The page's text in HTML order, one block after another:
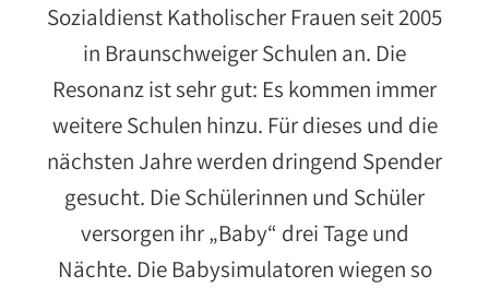
Sozialdienst Katholischer Frauen seit 2005
in Braunschweiger Schulen an. Die
Resonanz ist sehr gut: Es kommen immer
weitere Schulen hinzu. Für dieses und die
nächsten Jahre werden dringend Spender
gesucht. Die Schülerinnen und Schüler
versorgen ihr „Baby“ drei Tage und
Nächte. Die Babysimulatoren wiegen so